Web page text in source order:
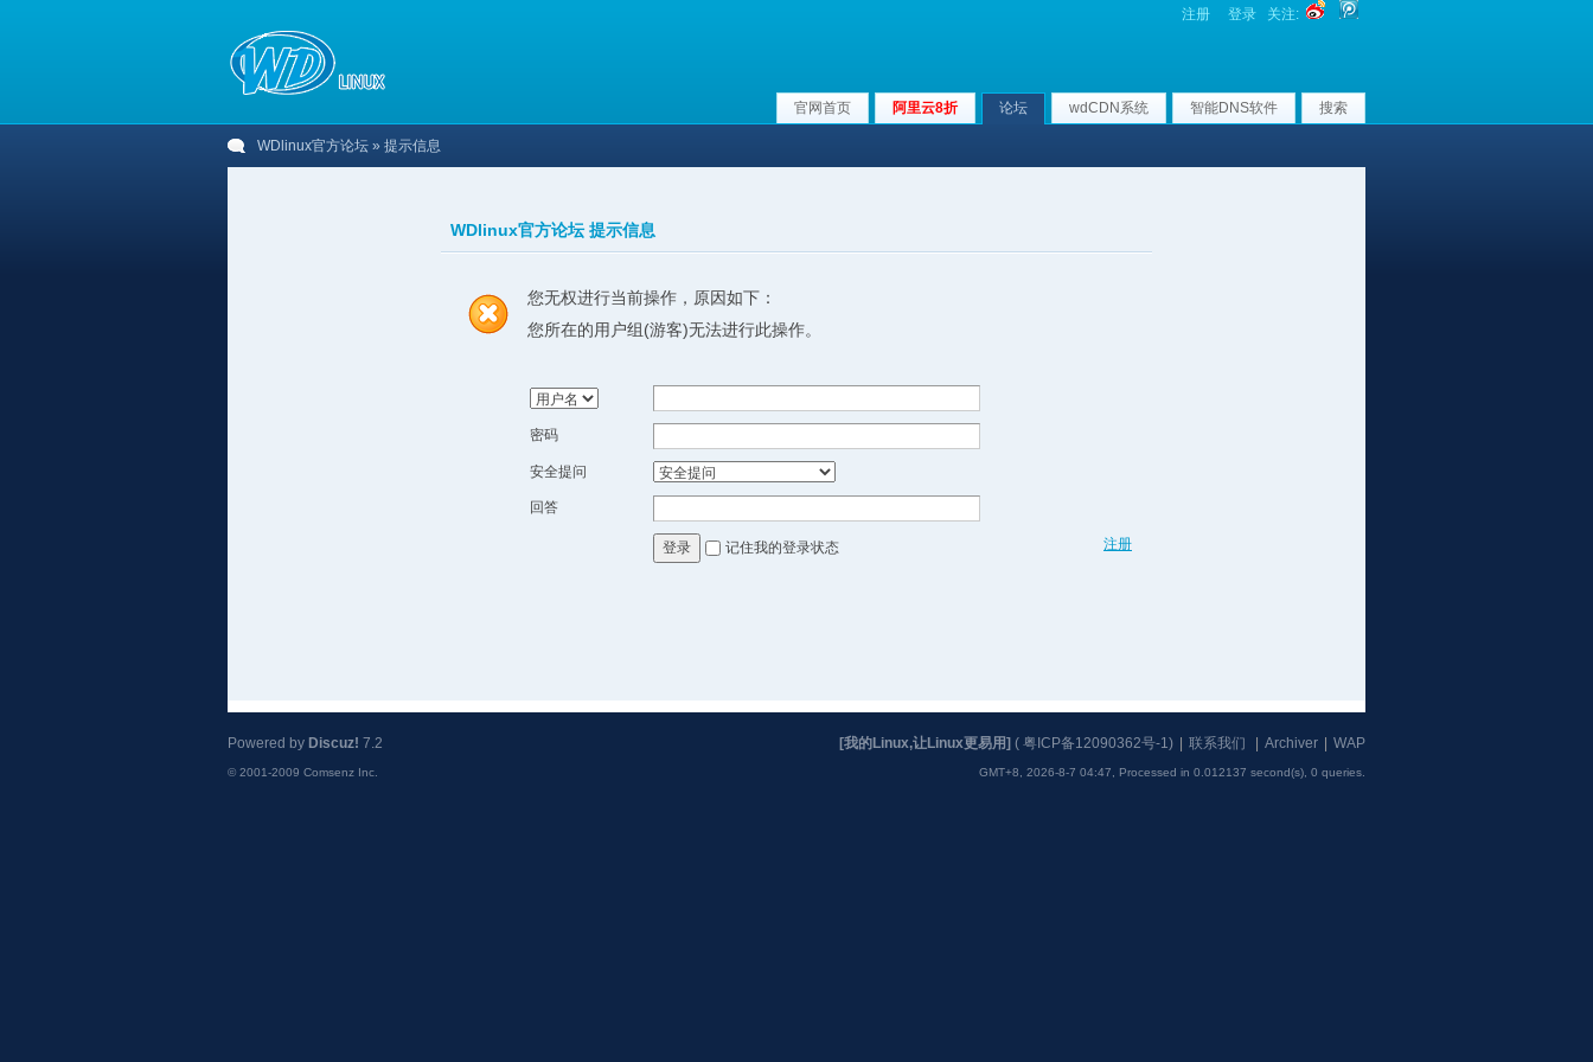
注册 登录 关注:
官网首页 阿里云8折 论坛 wdCDN系统 智能DNS软件 搜索
WDlinux官方论坛 » 提示信息
WDlinux官方论坛 提示信息
您无权进行当前操作，原因如下：
您所在的用户组(游客)无法进行此操作。
密码
安全提问
回答
注册
登录 记住我的登录状态
[我的Linux,让Linux更易用] ( 粤ICP备12090362号-1) 联系我们 Archiver WAP
GMT+8, 2026-8-7 04:47, Processed in 0.012137 second(s), 0 queries
Powered by Discuz! 7.2
© 2001-2009 Comsenz Inc.